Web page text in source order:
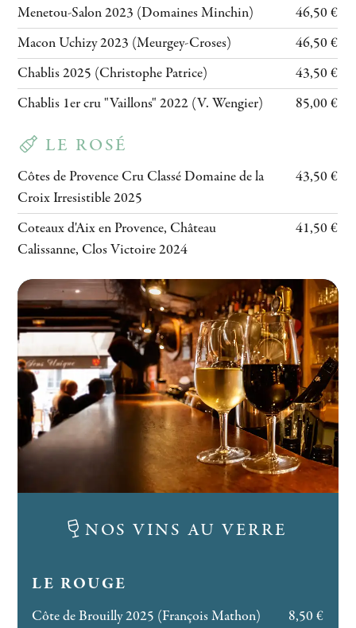
Menetou-Salon 2023 (Domaines Minchin)
46,50 €
Macon Uchizy 2023 (Meurgey-Croses)
46,50 €
Chablis 2025 (Christophe Patrice)
43,50 €
Chablis 1er cru "Vaillons" 2022 (V. Wengier)
85,00 €
LE ROSÉ
Côtes de Provence Cru Classé Domaine de la
Croix Irresistible 2025
43,50 €
Coteaux d'Aix en Provence, Château
Calissanne, Clos Victoire 2024
41,50 €
NOS VINS AU VERRE
LE ROUGE
Côte de Brouilly 2025 (François Mathon)
8,50 €